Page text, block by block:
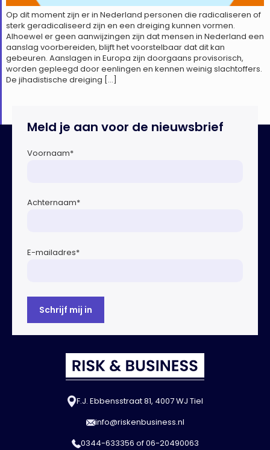
Op dit moment zijn er in Nederland personen die radicaliseren of
sterk geradicaliseerd zijn en een dreiging kunnen vormen.
Alhoewel er geen aanwijzingen zijn dat mensen in Nederland een
aanslag voorbereiden, blijft het voorstelbaar dat dit kan
gebeuren. Aanslagen in Europa zijn doorgaans provisorisch,
worden gepleegd door eenlingen en kennen weinig slachtoffers.
De jihadistische dreiging […]
Meld je aan voor de nieuwsbrief
Voornaam*
Achternaam*
E-mailadres*
F.J. Ebbensstraat 81, 4007 WJ Tiel
info@riskenbusiness.nl
0344-633356 of06-20490063